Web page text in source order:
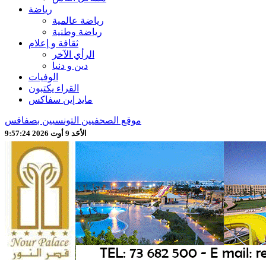
رياضة
رياضة عالمية
رياضة وطنية
ثقافة و إعلام
الرأي الآخر
دين و دنيا
الوفيات
القراء يكتبون
مايد إين سفاكس
موقع الصحفيين التونسيين بصفاقس
الأحَد 9 أوت 2026 9:57:26